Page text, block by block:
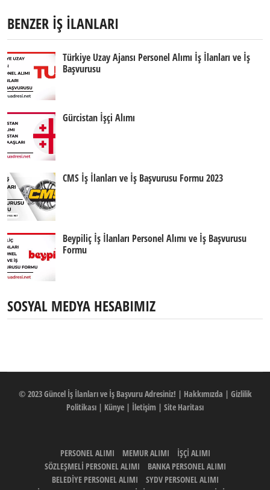
BENZER İŞ İLANLARI
Türkiye Uzay Ajansı Personel Alımı İş İlanları ve İş
Başvurusu
Gürcistan İşçi Alımı
CMS İş İlanları ve İş Başvurusu Formu 2023
Beypiliç İş İlanları Personel Alımı ve İş Başvurusu
Formu
SOSYAL MEDYA HESABIMIZ
© 2023Güncel İş İlanları ve İş Başvuru Adresiniz! | Hakkımızda | Gizlilik
Politikası | Künye | İletişim | Site Haritası
PERSONEL ALIMI MEMUR ALIMI
İŞÇİ ALIMI
SÖZLEŞMELİ PERSONEL ALIMI
BANKA PERSONEL ALIMI
BELEDİYE PERSONEL ALIMI
SYDV PERSONEL ALIMI